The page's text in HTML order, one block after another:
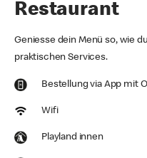
Restaurant
Geniesse dein Menü so, wie
praktischen Services.
Bestellung via App mit
Wifi
Playland innen